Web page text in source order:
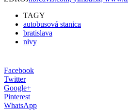
TAGY
autobusová stanica
bratislava
nivy
Facebook
Twitter
Google+
Pinterest
WhatsApp